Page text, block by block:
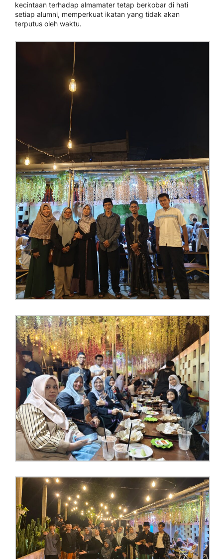
kecintaan terhadap almamater tetap berkobar di hati
setiap alumni, memperkuat ikatan yang tidak akan
terputus oleh waktu.